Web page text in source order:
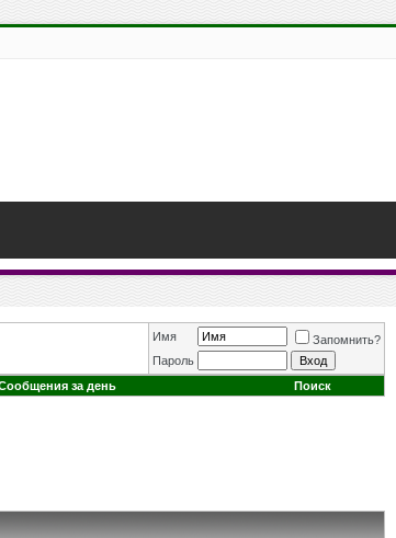
Имя
Запомнить?
Пароль
за день Поиск